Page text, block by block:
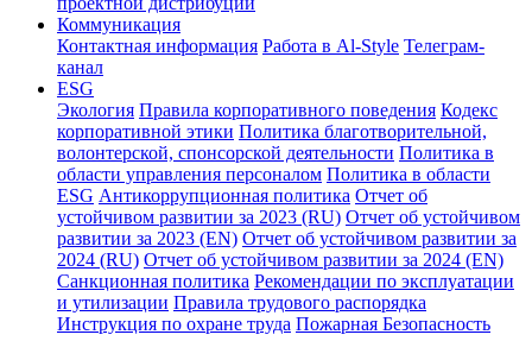
Коммуникация
Контактная информация Работа в Al-Style Телеграм-
канал
ESG
Экология Правила корпоративного поведения Кодекс
корпоративной этики Политика благотворительной,
волонтерской, спонсорской деятельности Политика в
области управления персоналом Политика в области
ESG Антикоррупционная политика Отчет об
устойчивом развитии за 2023 (RU) Отчет об устойчивом
развитии за 2023 (EN) Отчет об устойчивом развитии за
2024 (RU) Отчет об устойчивом развитии за 2024 (EN)
Санкционная политика Рекомендации по эксплуатации
и утилизации Правила трудового распорядка
Инструкция по охране труда Пожарная Безопасность